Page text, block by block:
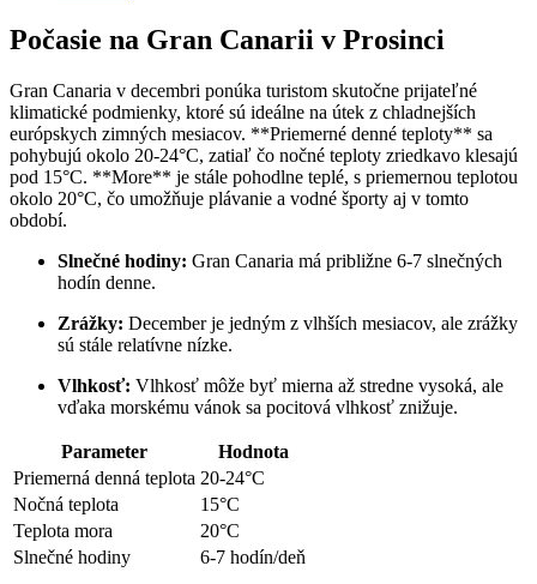
Počasie na Gran Canarii v Prosinci
Gran Canaria v decembri ponúka turistom skutočne prijateľné
klimatické podmienky, ktoré sú ideálne na útek z chladnejších
európskych zimných mesiacov. **Priemerné denné teploty** sa
pohybujú okolo 20-24°C, zatiaľ čo nočné teploty zriedkavo klesajú
pod 15°C. **More** je stále pohodlne teplé, s priemernou teplotou
okolo 20°C, čo umožňuje plávanie a vodné športy aj v tomto
období.
Slnečné hodiny: Gran Canaria má približne 6-7 slnečných
hodín denne.
Zrážky: December je jedným z vlhších mesiacov, ale zrážky
sú stále relatívne nízke.
Vlhkosť: Vlhkosť môže byť mierna až stredne vysoká, ale
vďaka morskému vánok sa pocitová vlhkosť znižuje.
Parameter
Hodnota
Priemerná denná teplota 20-24°C
Nočná teplota
15°C
Teplota mora
20°C
Slnečné hodiny
6-7 hodín/deň